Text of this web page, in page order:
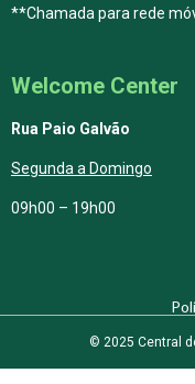
**Chamada para rede
Welcome Center
Rua Paio Galvão
Segunda a Domingo
09h00 – 19h00
© 2025 Central